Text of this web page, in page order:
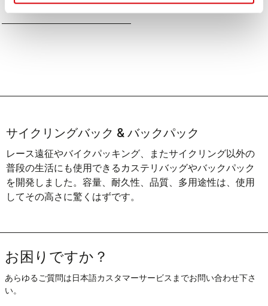
商品比較
サイクリングバック & バックパック
レース遠征やバイクパッキング、またサイクリング以外の
普段の生活にも使用できるカステリバッグやバックパック
を開発しました。容量、耐久性、品質、多用途性は、使用
してその高さに驚くはずです。
お困りですか？
あらゆるご質問は日本語カスタマーサービスまでお問い合わせ下さ
い。